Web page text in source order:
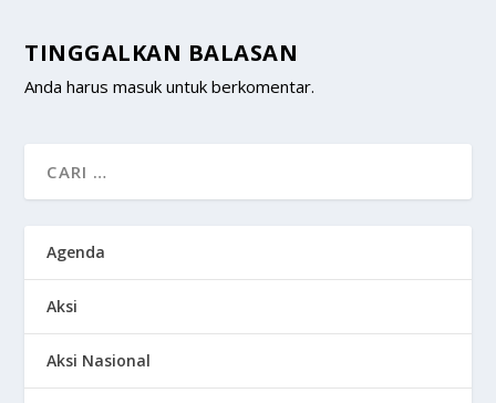
TINGGALKAN BALASAN
Anda harusmasuk untuk berkomentar.
Agenda
Aksi
Aksi Nasional